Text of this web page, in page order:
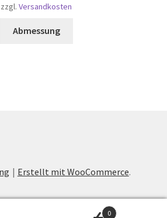
zzgl. Versandkosten
Abmessung
Erstellt mit WooCommerce.
0